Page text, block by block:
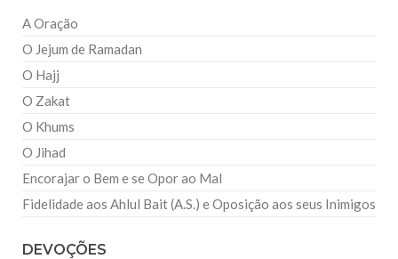
A Oração
O Jejum de Ramadan
O Hajj
O Zakat
O Khums
O Jihad
Encorajar o Bem e se Opor ao Mal
Fidelidade aos Ahlul Bait (A.S.) e Oposição aos seus Inimigos
DEVOÇÕES